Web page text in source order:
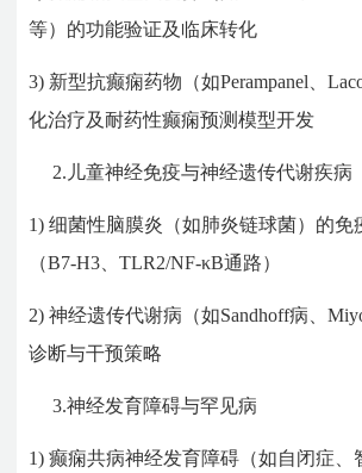
等）的功能验证及临床转化
3) 新型抗癫痫药物（如Perampanel、
化治疗及耐药性癫痫预测模型开发
2.儿童神经免疫与神经遗传代谢疾病
1)细菌性脑膜炎（如肺炎链球菌）的免
（B7-H3、TLR2/NF-κB通路）
2)神经遗传代谢病（如Sandhoff病、
诊断与干预策略
3.神经发育障碍与罕见病
1)癫痫共病神经发育障碍（如自闭症、